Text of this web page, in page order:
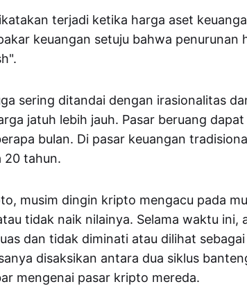
terjadi ketika harga aset
keuangan setuju bahwa penurunan
sering ditandai dengan irasionalitas
jatuh lebih jauh. Pasar beruang
bulan. Di pasar keuangan
20 tahun.
musim dingin kripto mengacu pada
tidak naik nilainya. Selama waktu
dan tidak diminati atau dilihat
disaksikan antara dua siklus
mengenai pasar kripto mereda.